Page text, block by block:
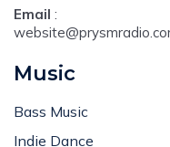
Email :
Music
Bass Music
Indie Dance